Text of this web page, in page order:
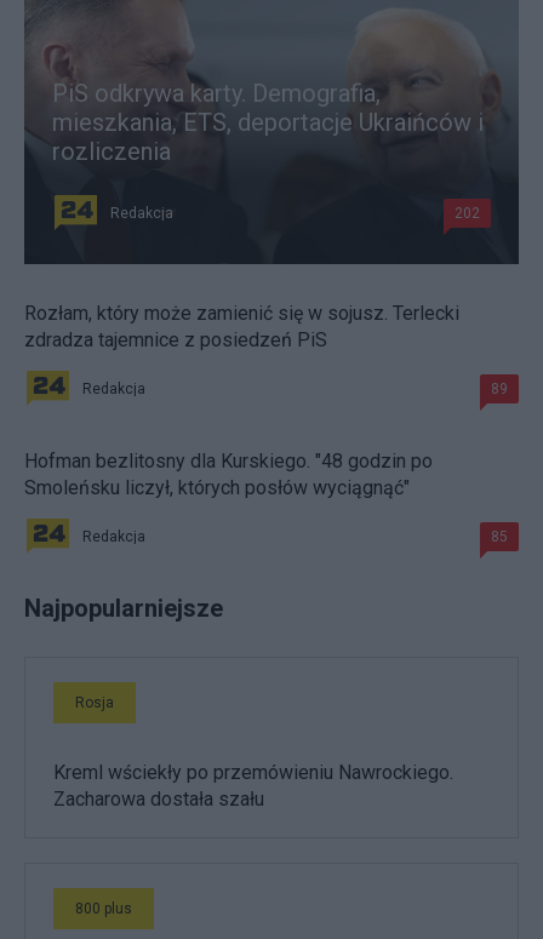
PiS odkrywa karty. Demografia,
mieszkania, ETS, deportacje Ukraińców i
rozliczenia
Redakcja 202
Rozłam, który może zamienić się w sojusz. Terlecki
zdradza tajemnice z posiedzeń PiS
Redakcja 89
Hofman bezlitosny dla Kurskiego. "48 godzin po
Smoleńsku liczył, których posłów wyciągnąć"
Redakcja 85
Najpopularniejsze
Rosja
Kreml wściekły po przemówieniu Nawrockiego.
Zacharowa dostała szału
800 plus